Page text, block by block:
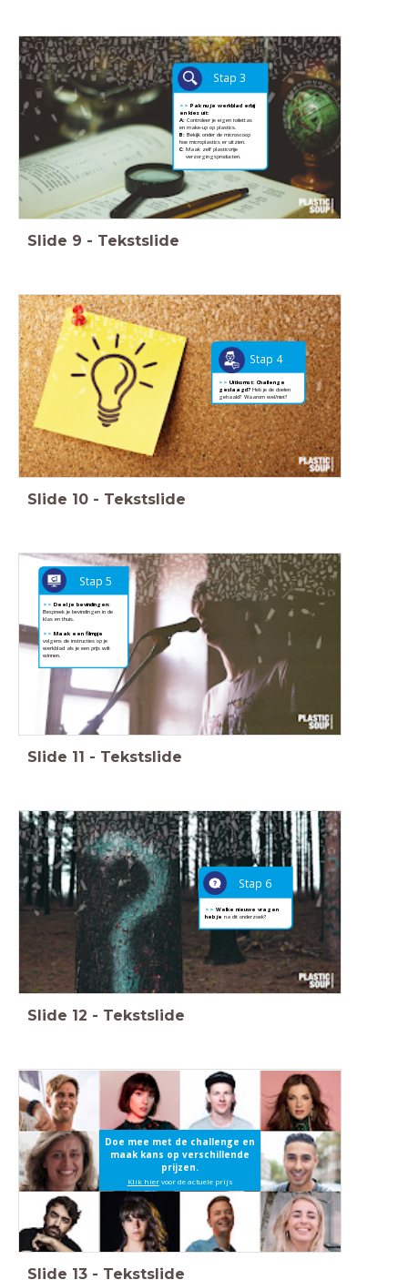
Stap 3
>> Pak nu je werkblad erbij
en kies uit:
A: Controleer je eigen toilettas
en make-up op plastics.
B: Bekijk onder de microscoop
hoe microplastics er uitzien.
C: Maak zelf plasticvrije
verzorgingsproducten.
Slide 9 - Tekstslide
Stap 4
>>Uitkomst: Challenge
geslaagd?Heb je de doelen
gehaald? Waarom wel/niet?
Slide 10 - Tekstslide
>> Deel je bevindingen:
Bespreek je bevindingen in de
klas en thuis.
>>Maak een filmpje
volgens de instructies op je
werkblad als je een prijs wilt
winnen.
Stap 5
Slide 11 - Tekstslide
>> Welke nieuwe vragen
heb je na dit onderzoek?
Stap 6
Slide 12 - Tekstslide
Klik hiervoor de actuele prijs
Doe mee met de challenge en
maak kans op verschillende
prijzen.
Slide 13 - Tekstslide